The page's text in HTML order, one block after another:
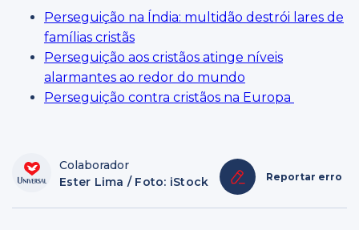
Perseguição na Índia: multidão destrói lares de
famílias cristãs
Perseguição aos cristãos atinge níveis
alarmantes ao redor do mundo
Perseguição contra cristãos na Europa
Colaborador
Ester Lima / Foto: iStock
Reportar erro